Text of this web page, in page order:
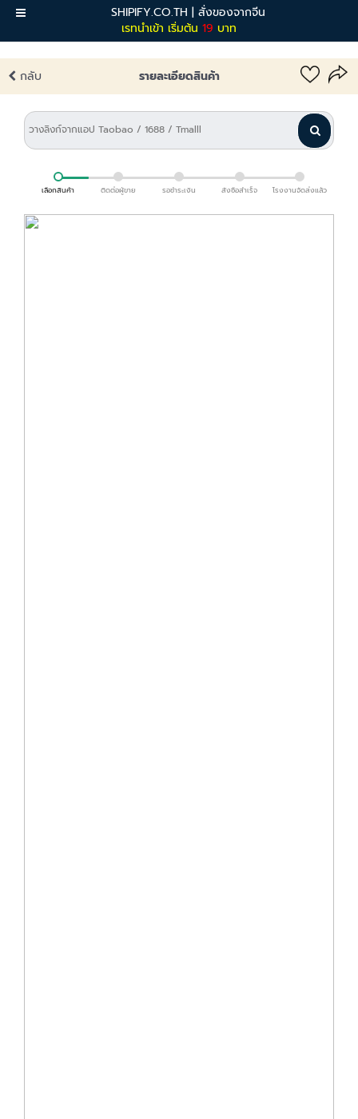
SHIPIFY.CO.TH | สั่งของจากจีน
เรทนำเข้า เริ่มต้น 19 บาท
เมนู
กลับ รายละเอียดสินค้า
เลือกสินค้า ติดต่อผู้ขาย รอชำระเงิน สั่งซื้อสำเร็จ โรงงานจัดส่งแล้ว